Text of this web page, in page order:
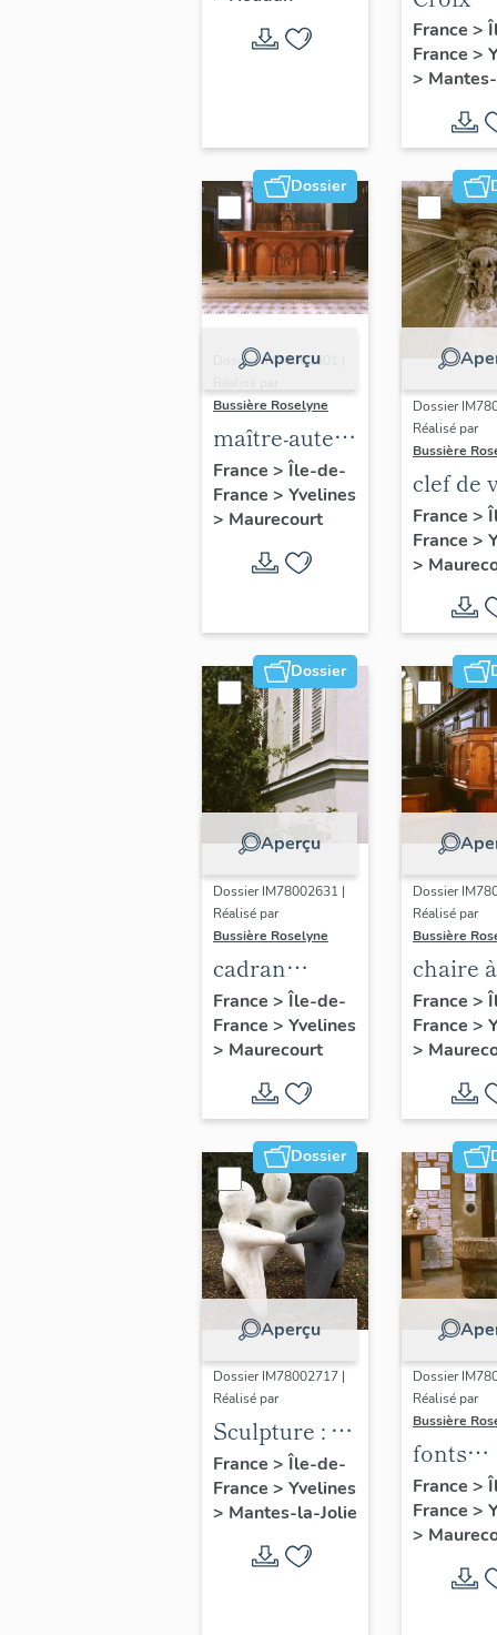
divers et
emballages
Calmiflorine
et Saliflorine
France >
France >
>
Dossier
Aperçu
Dossier IM78002601 |
Bussière Roselyne
maître-autel,
gradin
d'autel,
tabernacle
France > Île-de-
France > Yvelines
> Maurecourt
Dossier
Réalisé par
Bussière
clef de
Vierge
l'Enfant
France >
France >
>
Dossier
Aperçu
Dossier IM78002631 |
Réalisé par
Bussière Roselyne
cadran
solaire
France > Île-de-
France > Yvelines
> Maurecourt
Dossier
Réalisé par
Bussière
chaire à
prêcher
France >
France >
>
Dossier
Aperçu
Dossier IM78002717 |
Réalisé par
Sculpture : la
Ronde
France > Île-de-
France > Yvelines
> Mantes-la-Jolie
Dossier
Réalisé par
Bussière
fonts
n°2
France >
France >
>